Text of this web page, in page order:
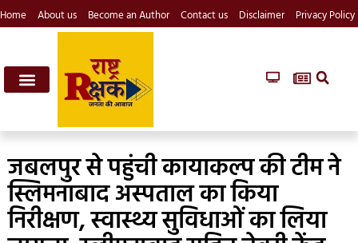
Home About us Become an Author Contact us Disclaimer Privacy Policy
जबलपुर से पहुंची कायाकल्प की टीम ने
स्लिमनाबाद अस्पताल का किया
निरीक्षण, स्वास्थ्य सुविधाओं का लिया